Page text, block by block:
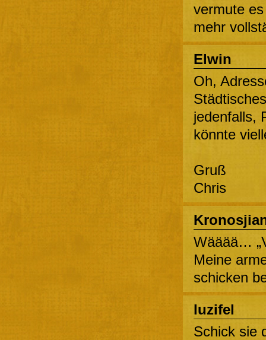
vermute
mehr
Elwin
Oh,
jedenfalls,
könnte
Gruß
Chris
Wääää…
Meine
schicken
luzifel
Schick sie